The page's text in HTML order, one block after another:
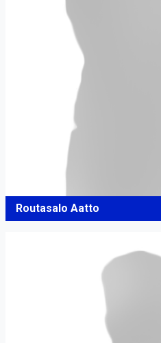
Routasalo Aatto